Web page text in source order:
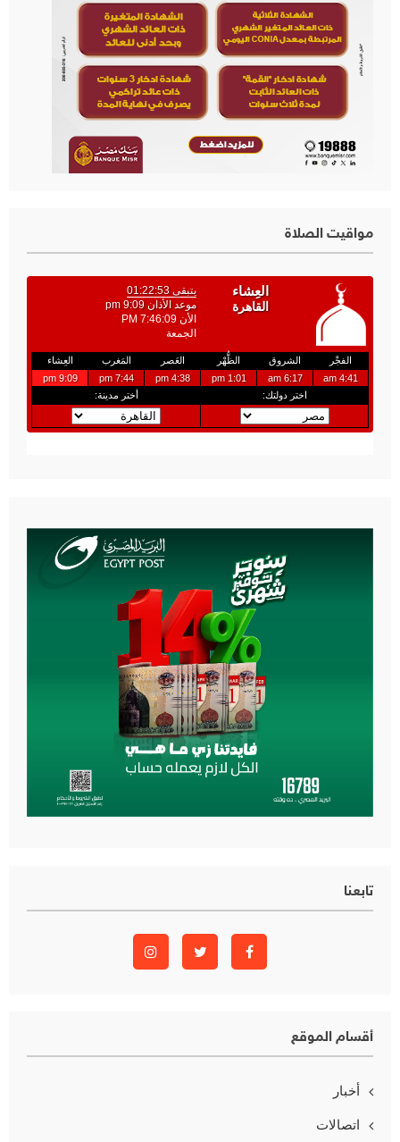
مواقيت الصلاة
تابعنا
أقسام الموقع
أخبار
اتصالات